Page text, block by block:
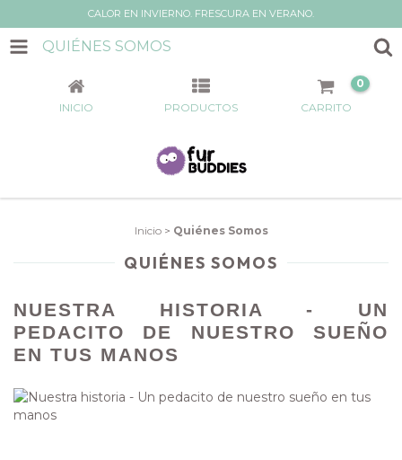
CALOR EN INVIERNO. FRESCURA EN VERANO.
QUIÉNES SOMOS
INICIO PRODUCTOS CARRITO
0
Inicio > Quiénes Somos
QUIÉNES SOMOS
NUESTRA HISTORIA - UN
PEDACITO DE NUESTRO SUEÑO
EN TUS MANOS